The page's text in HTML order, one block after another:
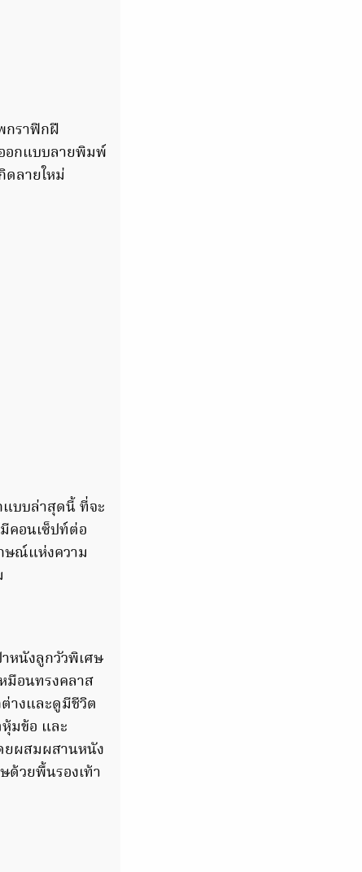
กราฟิกฝี
อกแบบลายพิมพ์
ลายใหม่
แบบล่าสุดนี้ ที่จะ
คอนเซ็ปท์ต่อ
ษณ์แห่งความ
หนังลูกวัวพิเศษ
มือนทรงคลาส
างและดูมีชีวิต
มข้อ และ
ยผสมผสานหนัง
ด้วยพื้นรองเท้า